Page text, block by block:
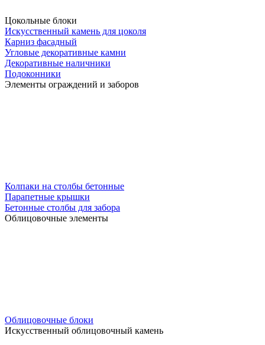
Цокольные блоки
Искусственный камень для цоколя
Карниз фасадный
Угловые декоративные камни
Декоративные наличники
Подоконники
Элементы ограждений и заборов
Колпаки на столбы бетонные
Парапетные крышки
Бетонные столбы для забора
Облицовочные элементы
Облицовочные блоки
Искусственный облицовочный камень